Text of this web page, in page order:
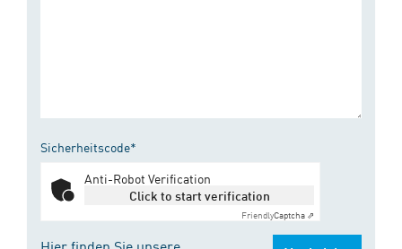
Sicherheitscode*
Anti-Robot Verification
Click to start verification
FriendlyCaptcha ⇗